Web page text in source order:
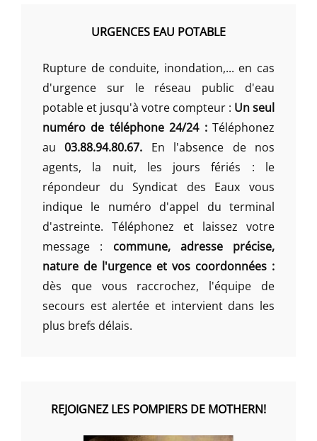
URGENCES EAU POTABLE
Rupture de conduite, inondation,... en cas
d'urgence sur le réseau public d'eau
potable et jusqu'à votre compteur : Un seul
numéro de téléphone 24/24 :Téléphonez
au03.88.94.80.67. En l'absence de nos
agents, la nuit, les jours fériés : le
répondeur du Syndicat des Eaux vous
indique le numéro d'appel du terminal
d'astreinte. Téléphonez et laissez votre
message : commune, adresse précise,
nature de l'urgence et vos coordonnées :
dès que vous raccrochez, l'équipe de
secours est alertée et intervient dans les
plus brefs délais.
REJOIGNEZ LES POMPIERS DE MOTHERN!